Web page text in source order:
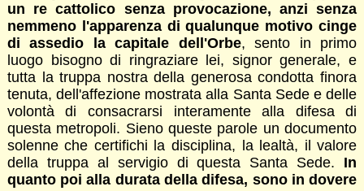
un re cattolico senza provocazione, anzi senza
nemmeno l'apparenza di qualunque motivo cinge
di assedio la capitale dell'Orbe, sento in primo
luogo bisogno di ringraziare lei, signor generale, e
tutta la truppa nostra della generosa condotta finora
tenuta, dell'affezione mostrata alla Santa Sede e delle
volontà di consacrarsi interamente alla difesa di
questa metropoli. Sieno queste parole un documento
solenne che certifichi la disciplina, la lealtà, il valore
della truppa al servigio di questa Santa Sede. In
quanto poi alla durata della difesa, sono in dovere